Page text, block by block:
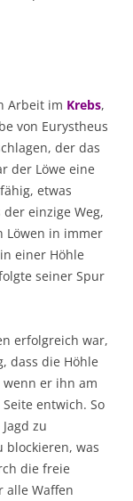
Arbeit im Krebs,
von Eurystheus
der das
der Löwe eine
etwas
einzige Weg,
Löwen in immer
einer Höhle
seiner Spur
erfolgreich war,
dass die Höhle
wenn er ihn am
entwich. So
zu
blockieren, was
die freie
alle Waffen